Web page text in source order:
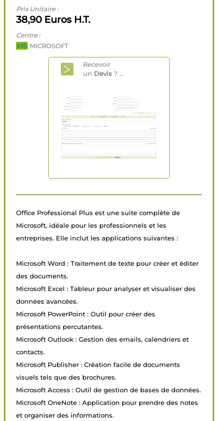
Prix Unitaire :
38,90 Euros H.T.
Centre :
MS MICROSOFT
Recevoir
un Devis ? ...
Office Professional Plus est une suite complète de
Microsoft, idéale pour les professionnels et les
entreprises. Elle inclut les applications suivantes :
Microsoft Word : Traitement de texte pour créer et éditer
des documents.
Microsoft Excel : Tableur pour analyser et visualiser des
données avancées.
Microsoft PowerPoint : Outil pour créer des
présentations percutantes.
Microsoft Outlook : Gestion des emails, calendriers et
contacts.
Microsoft Publisher : Création facile de documents
visuels tels que des brochures.
Microsoft Access : Outil de gestion de bases de données.
Microsoft OneNote : Application pour prendre des notes
et organiser des informations.